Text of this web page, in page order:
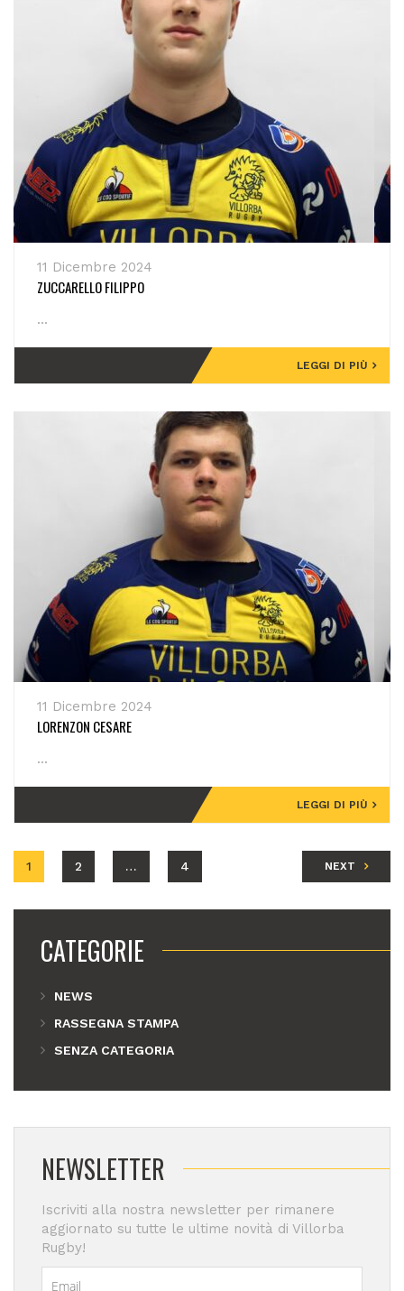
11 Dicembre 2024
ZUCCARELLO FILIPPO
...
LEGGI DI PIÙ
11 Dicembre 2024
LORENZON CESARE
...
LEGGI DI PIÙ
1 2 … 4 NEXT
CATEGORIE
NEWS
RASSEGNA STAMPA
SENZA CATEGORIA
NEWSLETTER
Iscriviti alla nostra newsletter per rimanere
aggiornato su tutte le ultime novità di Villorba
Rugby!